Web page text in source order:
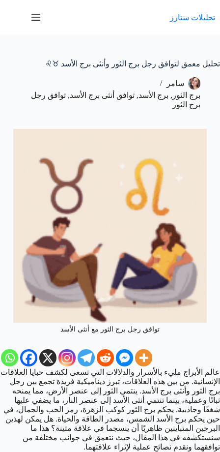
المحتوى
تحليلات ستارز
تحليل معمق لتوافق رجل برج الثور وأنثى برج الأسد ♉️♌️
سامر
برج الثور , برج الأسد, توافق أنثى برج الأسد, توافق رجل
برج الثور
توافق رجل برج الثور مع أنثى الأسد
عالم الأبراج مليء بالأسرار والدلالات التي تسعى لكشف خبايا العلاقات
الإنسانية. من بين هذه العلاقات، تبرز ديناميكية فريدة تجمع بين رجل
برج الثور وأنثى برج الأسد. ينتمي الثور إلى عنصر الأرض، مما يمنحه
ثباتًا وعملية، بينما تنتمي أنثى الأسد إلى عنصر النار، ما يضفي عليها
شغفًا وجاذبية. يحكم برج الثور كوكب الزهرة، رمز الحب والجمال، في
حين يحكم برج الأسد الشمس، مصدر الطاقة والحياة. هل يمكن لهذين
البرجين المتباينين ظاهريًا أن ينسجما في علاقة متينة؟ هذا ما
سنستكشفه في هذا المقال، حيث نتعمق في جوانب مختلفة من
توافقهما ونقدم نصائح عملية لإثراء علاقتهما.